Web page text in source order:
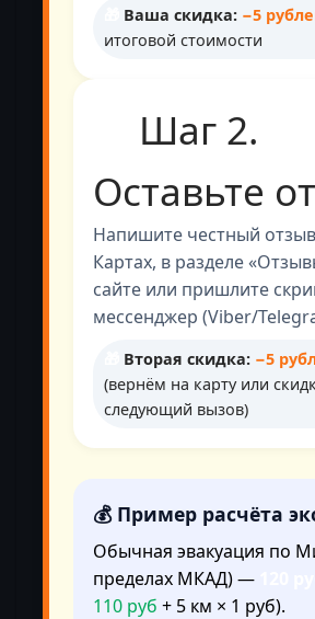
Ваша скидка: −5
итоговой стоимости
Шаг 2.
Оставьте
Напишите честный
Картах, в разделе
сайте или пришлите
мессенджер (Viber/
Вторая скидка: −5
(вернём на карту или
следующий вызов)
💰 Пример расчёта
Обычная эвакуация по
пределах МКАД) —
110 руб + 5 км × 1 руб).